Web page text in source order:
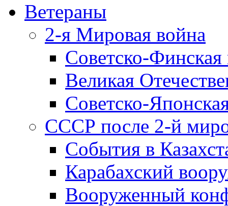
Ветераны
2-я Мировая война
Советско-
Великая
Советско-
СССР после 2-й
События в
Карабахский
Вооруженный